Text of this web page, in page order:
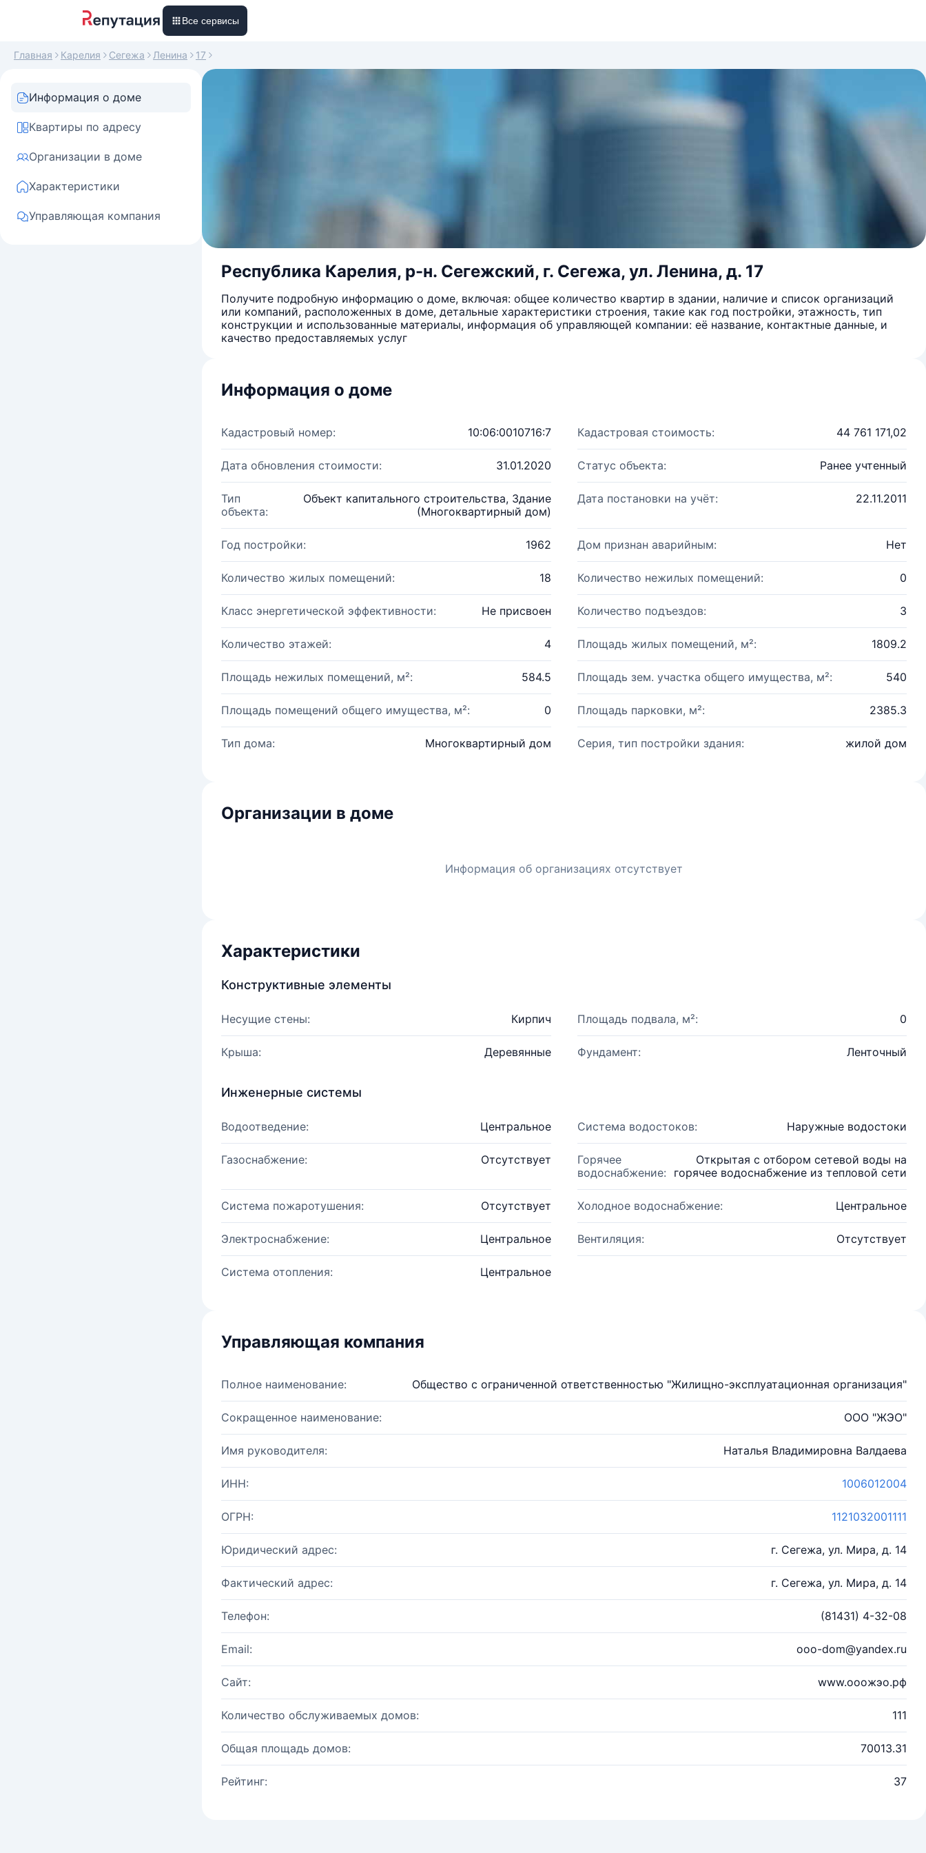
Все сервисы
Главная Карелия Сегежа Ленина 17
Информация о доме
Квартиры по адресу
Организации в доме
Характеристики
Управляющая компания
Республика Карелия, р-н. Сегежский, г. Сегежа, ул. Ленина, д. 17
Получите подробную информацию о доме, включая: общее количество квартир в здании, наличие и список организаций
или компаний, расположенных в доме, детальные характеристики строения, такие как год постройки, этажность, тип
конструкции и использованные материалы, информация об управляющей компании: её название, контактные данные, и
качество предоставляемых услуг
Информация о доме
Кадастровый номер: 10:06:0010716:7 Кадастровая стоимость: 44 761 171,02
Дата обновления стоимости: 31.01.2020 Статус объекта: Ранее учтенный
Тип
объекта:
Объект капитального строительства, Здание
(Многоквартирный дом)
Дата постановки на учёт: 22.11.2011
Год постройки: 1962 Дом признан аварийным: Нет
Количество жилых помещений: 18 Количество нежилых помещений: 0
Класс энергетической эффективности: Не присвоен Количество подъездов: 3
Количество этажей: 4 Площадь жилых помещений, м²: 1809.2
Площадь нежилых помещений, м²: 584.5 Площадь зем. участка общего имущества, м²: 540
Площадь помещений общего имущества, м²: 0 Площадь парковки, м²: 2385.3
Тип дома: Многоквартирный дом Серия, тип постройки здания: жилой дом
Организации в доме
Информация об организациях отсутствует
Характеристики
Конструктивные элементы
Несущие стены: Кирпич Площадь подвала, м²: 0
Крыша: Деревянные Фундамент: Ленточный
Инженерные системы
Водоотведение: Центральное Система водостоков: Наружные водостоки
Газоснабжение: Отсутствует
Горячее
водоснабжение:
Открытая с отбором сетевой воды на
горячее водоснабжение из тепловой сети
Система пожаротушения: Отсутствует Холодное водоснабжение: Центральное
Электроснабжение: Центральное Вентиляция: Отсутствует
Система отопления: Центральное
Управляющая компания
Полное наименование: Общество с ограниченной ответственностью "Жилищно-эксплуатационная организация"
Сокращенное наименование: ООО "ЖЭО"
Имя руководителя: Наталья Владимировна Валдаева
ИНН: 1006012004
ОГРН: 1121032001111
Юридический адрес: г. Сегежа, ул. Мира, д. 14
Фактический адрес: г. Сегежа, ул. Мира, д. 14
Телефон: (81431) 4-32-08
Email: ooo-dom@yandex.ru
Сайт: www.ооожэо.рф
Количество обслуживаемых домов: 111
Общая площадь домов: 70013.31
Рейтинг: 37